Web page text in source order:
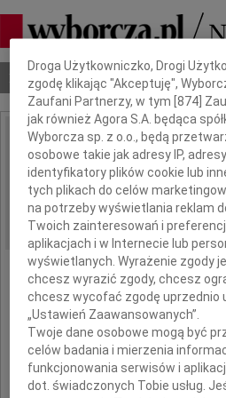
Nekrologi Odeszli Poradnik
IMIĘ I NAZWISKO:
REGION: Poznań
DATA EMISJI: 11.01.2011
Dbamy o Twoją prywatność
Droga Użytkowniczko, Drogi
zgodę klikając "Akceptuję",
Zaufani Partnerzy, w tym [874 ]
jak również Agora S.A. będąca
Wyborcza sp. z o.o., będą
osobowe takie jak adresy IP,
identyfikatory plików cookie lub
tych plikach do celów
na potrzeby wyświetlania reklam
Twoich zainteresowań i
aplikacjach i w Internecie lub
wyświetlanych. Wyrażenie zgody
chcesz wyrazić zgody, chcesz
chcesz wycofać zgodę uprzednio
„Ustawień Zaawansowanych”.
Twoje dane osobowe mogą być
celów badania i mierzenia
funkcjonowania serwisów i
dot. świadczonych Tobie usług.